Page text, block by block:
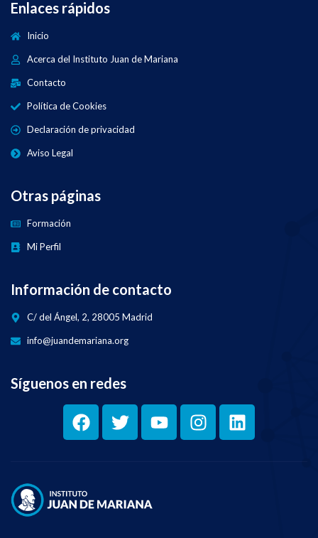
Enlaces rápidos
Inicio
Acerca del Instituto Juan de Mariana
Contacto
Política de Cookies
Declaración de privacidad
Aviso Legal
Otras páginas
Formación
Mi Perfil
Información de contacto
C/ del Ángel, 2, 28005 Madrid
info@juandemariana.org
Síguenos en redes